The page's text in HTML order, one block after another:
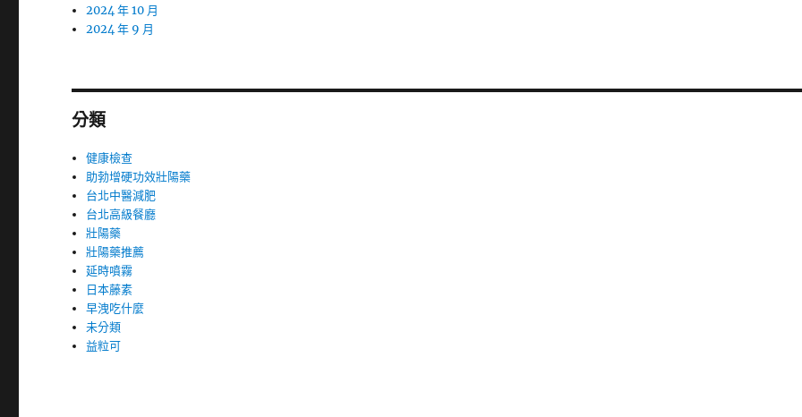
2024 年 10 月
2024 年 9 月
分類
健康檢查
助勃增硬功效壯陽藥
台北中醫減肥
台北高級餐廳
壯陽藥
壯陽藥推薦
延時噴霧
日本藤素
早洩吃什麼
未分類
益粒可